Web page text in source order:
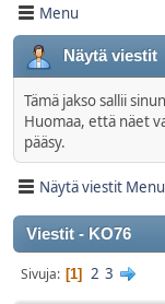
Menu
Näytä viestit
Tämä jakso sallii
Huomaa, että näet
pääsy.
Näytä viestit Menu
Viestit - KO76
Sivuja 1 2 3